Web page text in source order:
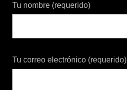
Tu nombre (requerido)
Tu correo electrónico (requerido)